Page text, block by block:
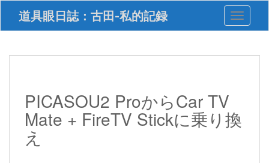
i
道具眼日誌：古田-私的記録 Toggle
PICASOU2 ProからCar TV
Mate + FireTV Stickに乗り換
え